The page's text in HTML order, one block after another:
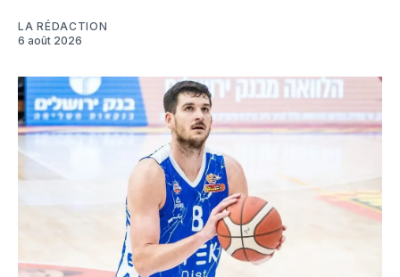
LA RÉDACTION
6 août 2026